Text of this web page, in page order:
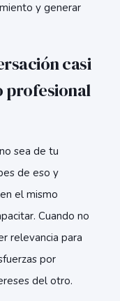
y generar
casi
profesional
sea de tu
de eso y
el mismo
Cuando no
relevancia para
por
del otro.